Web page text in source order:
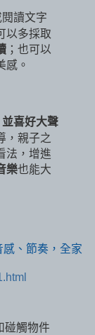
讀文字
以多採取
；也可以
感。
喜好大聲
，親子之
法，增進
樂也能大
、節奏，全家
碰觸物件